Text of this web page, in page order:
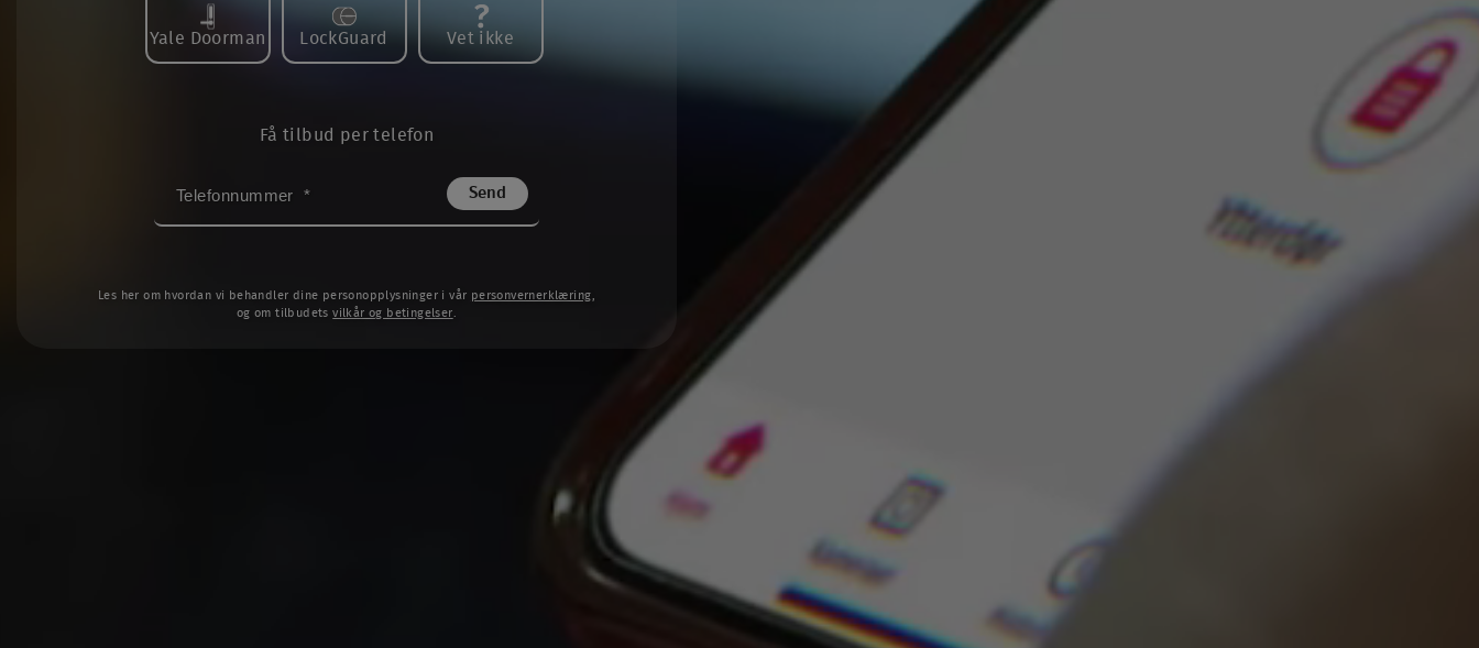
Yale Doorman LockGuard Vet ikke
Få tilbud per telefon
Les her om hvordan vi behandler dine personopplysninger i vår personvernerklæring
og om tilbudetsvilkår og betingelser